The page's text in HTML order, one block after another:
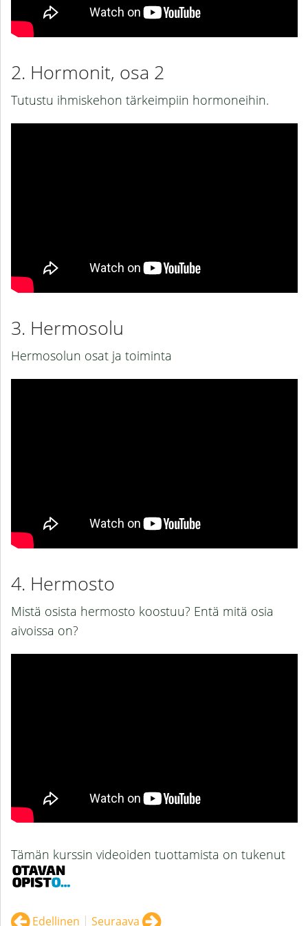
Hormonit, osa 2
Tutustu ihmiskehon tärkeimpiin hormoneihin.
Hermosolu
Hermosolun osat ja toiminta
Hermosto
Mistä osista hermosto koostuu? Entä mitä osia
aivoissa on?
Tämän kurssin videoiden tuottamista on tukenut
Edellinen | Seuraava